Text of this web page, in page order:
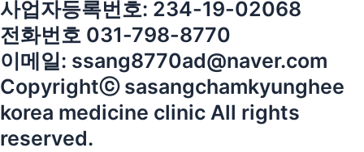
사업자등록번호: 234-19-02068
전화번호 031-798-8770
이메일: ssang8770ad@naver.com
Copyrightⓒ sasangchamkyunghee
korea medicine clinic All rights
reserved.